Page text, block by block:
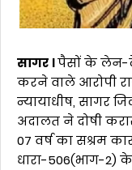
सागर ।पैसों के लेन-
करने वाले आरोपी
न्यायाधीष, सागर
अदालत ने दोषी
07 वर्ष का सश्रम
धारा-506(भाग-2)